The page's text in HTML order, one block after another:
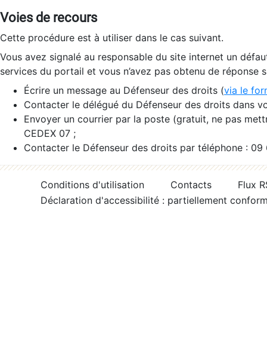
Voies de recours
Cette procédure est à utiliser dans le cas suivant.
Vous avez signalé au responsable du site internet un
services du portail et vous n’avez pas obtenu de réponse
Écrire un message au Défenseur des droits (via le
Contacter le délégué du Défenseur des droits dans
Envoyer un courrier par la poste (gratuit, ne pas
CEDEX 07 ;
Contacter le Défenseur des droits par téléphone :
Conditions d'utilisation Contacts
Flux
Déclaration d'accessibilité : partiellement